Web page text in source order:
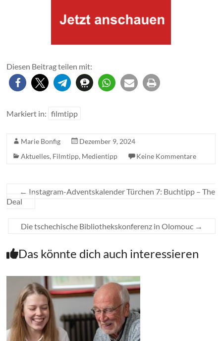
Diesen Beitrag teilen mit:
Markiert in: filmtipp
Marie Bonfig
Dezember 9, 2024
Aktuelles, Filmtipp, Medientipp Keine Kommentare
← Instagram-Adventskalender Türchen 7: Buchtipp – The
Deal
Die tschechische Bibliothekskonferenz in Olomouc →
Das könnte dich auch interessieren